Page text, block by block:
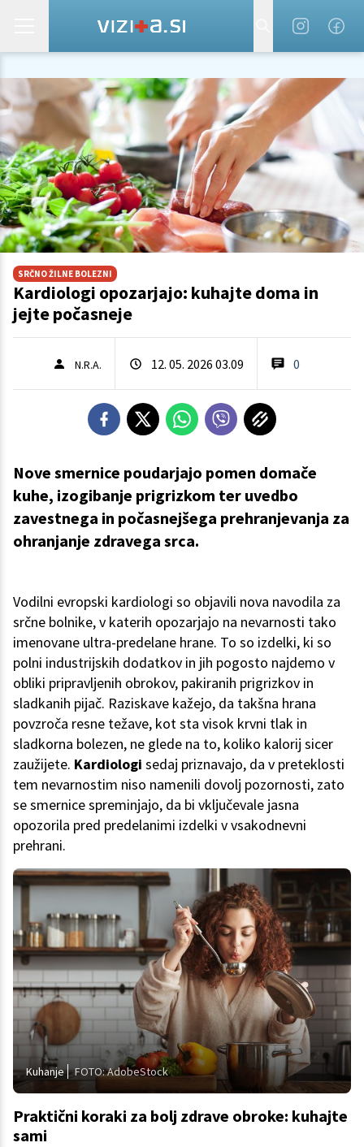
SRČNO ŽILNE BOLEZNI
Kardiologi opozarjajo: kuhajte doma in
jejte počasneje
N.R.A. 12. 05. 2026 03.09 0
Nove smernice poudarjajo pomen domače
kuhe, izogibanje prigrizkom ter uvedbo
zavestnega in počasnejšega prehranjevanja za
ohranjanje zdravega srca.
Vodilni evropski kardiologi so objavili nova navodila za
srčne bolnike, v katerih opozarjajo na nevarnosti tako
imenovane ultra-predelane hrane. To so izdelki, ki so
polni industrijskih dodatkov in jih pogosto najdemo v
obliki pripravljenih obrokov, pakiranih prigrizkov in
sladkanih pijač. Raziskave kažejo, da takšna hrana
povzroča resne težave, kot sta visok krvni tlak in
sladkorna bolezen, ne glede na to, koliko kalorij sicer
zaužijete. Kardiologi sedaj priznavajo, da v preteklosti
tem nevarnostim niso namenili dovolj pozornosti, zato
se smernice spreminjajo, da bi vključevale jasna
opozorila pred predelanimi izdelki v vsakodnevni
prehrani.
Kuhanje FOTO: AdobeStock
Praktični koraki za bolj zdrave obroke: kuhajte
sami